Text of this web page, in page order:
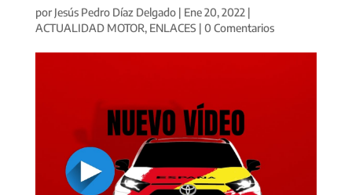
por Jesús Pedro Díaz Delgado| Ene 20, 2022|
ACTUALIDAD MOTOR, ENLACES | 0 Comentarios